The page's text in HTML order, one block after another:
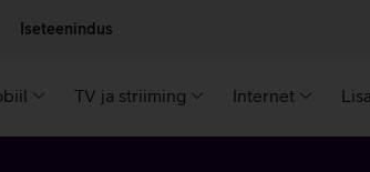
Iseteenindus
TV ja striiming Internet